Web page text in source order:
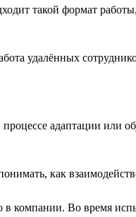
такой формат
удалённых
адаптации или
как
Во время